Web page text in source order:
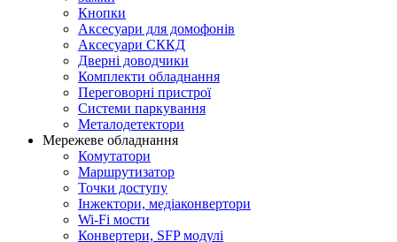
Кнопки
Аксесуари для домофонів
Аксесуари СККД
Дверні доводчики
Комплекти обладнання
Переговорні пристрої
Системи паркування
Металодетектори
Мережеве обладнання
Комутатори
Маршрутизатор
Точки доступу
Інжектори, медіаконвертори
Wi-Fi мости
Конвертери, SFP модулі